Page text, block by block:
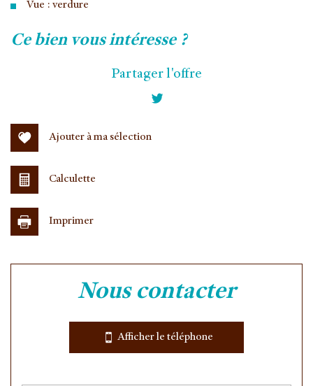
Vue : verdure
la ville de vélizy-villacoublay (78140)
ce bien vous intéresse ?
Partager l'offre
Ajouter à ma sélection
Calculette
Imprimer
nous contacter
Afficher le téléphone